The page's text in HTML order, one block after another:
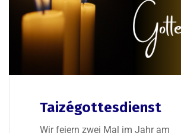
Taizégottesdienst
Wir feiern zwei Mal im Jahr am